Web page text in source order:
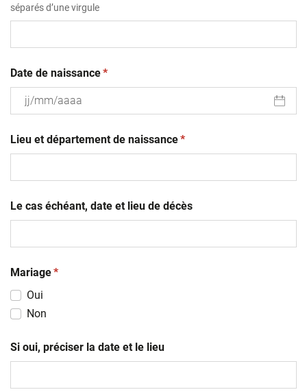
séparés d’une virgule
Date de naissance(obligatoire)
*
slash
MM
Lieu et département de naissance(obligatoire)
*
Le cas échéant, date et lieu de décès
Mariage(obligatoire)
*
Oui
Non
Si oui, préciser la date et le lieu